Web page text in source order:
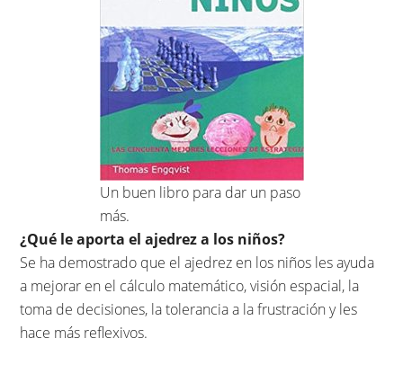
Un buen libro para dar un paso
más.
¿Qué le aporta el ajedrez a los niños?
Se ha demostrado que el ajedrez en los niños les ayuda
a mejorar en el cálculo matemático, visión espacial, la
toma de decisiones, la tolerancia a la frustración y les
hace más reflexivos.